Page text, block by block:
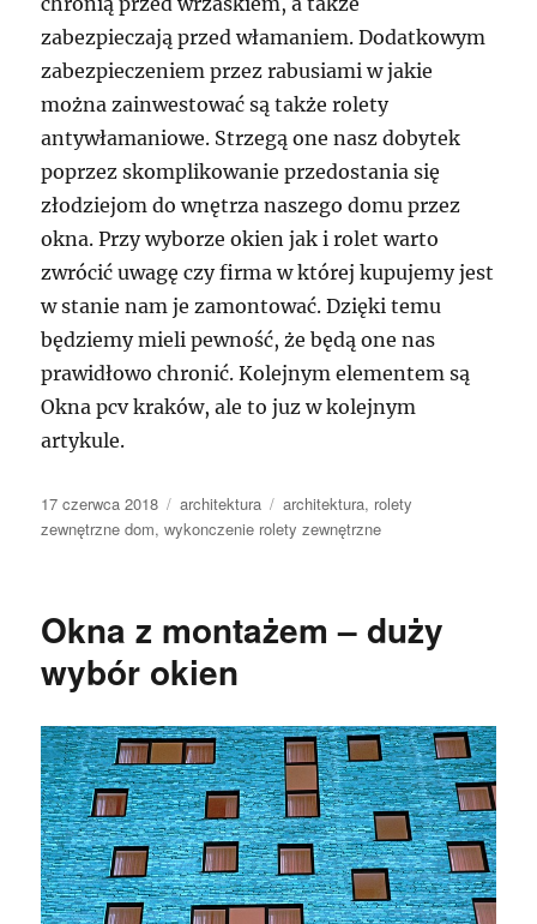
zabezpieczają przed włamaniem. Dodatkowym
zabezpieczeniem przez rabusiami w jakie
można zainwestować są także rolety
antywłamaniowe. Strzegą one nasz dobytek
poprzez skomplikowanie przedostania się
złodziejom do wnętrza naszego domu przez
okna. Przy wyborze okien jak i rolet warto
zwrócić uwagę czy firma w której kupujemy jest
w stanie nam je zamontować. Dzięki temu
będziemy mieli pewność, że będą one nas
prawidłowo chronić. Kolejnym elementem są
Okna pcv kraków, ale to juz w kolejnym
artykule.
Data
publikacji
17 czerwca 2018 Kategorie
architektura Tagi
architektura, rolety
zewnętrzne dom,wykonczenie rolety zewnętrzne
Okna z montażem – duży
wybór okien